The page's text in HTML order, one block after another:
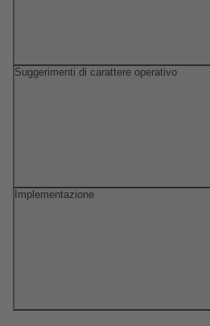
Suggerimenti di carattere operativo
Implementazione